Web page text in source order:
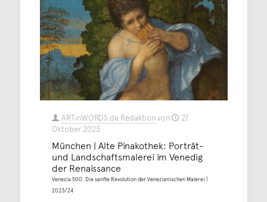
ARTinWORDS.de Redaktionvon
27.
Oktober 2023
München | Alte Pinakothek: Porträt-
und Landschaftsmalerei im Venedig
der Renaissance
Venezia 500. Die sanfte Revolution der Venezianischen Malerei |
2023/24